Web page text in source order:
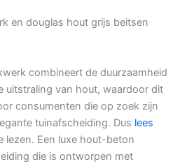
en douglas hout grijs beitsen
combineert de duurzaamheid
uitstraling van hout, waardoor dit
consumenten die op zoek zijn
tuinafscheiding. Dus lees
lezen. Een luxe hout-beton
die is ontworpen met